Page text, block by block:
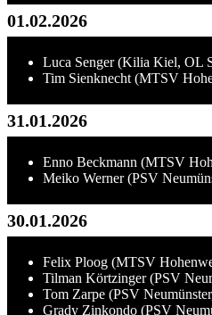
01.02.2026
Luca Senger (Kilia Kiel, OL
Tim Sienknecht (MTSV
31.01.2026
Enno Beckmann (MTSV
Meiko Werner (PSV
30.01.2026
Felix Ploog (MTSV
Tilman Körtzinger (PSV
Tom Zarpe (PSV
Grady Zinkondo (PSV